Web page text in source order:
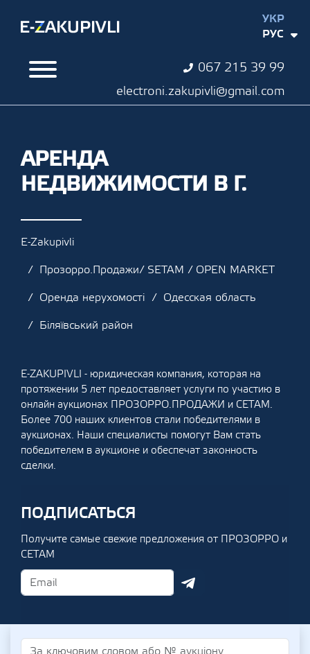
067 215 39 99
electroni.zakupivli@gmail.com
УКР
РУС
АРЕНДА
НЕДВИЖИМОСТИ В Г.
E-Zakupivli
Прозорро.Продажи/ SETAM / OPEN MARKET
Оренда нерухомості
Одесская область
Біляївський район
E-ZAKUPIVLI - юридическая компания, которая на
протяжении 5 лет предоставляет услуги по участию в
онлайн аукционах ПРОЗОРРО.ПРОДАЖИ и СЕТАМ.
Более 700 наших клиентов стали победителями в
аукционах. Наши специалисты помогут Вам стать
победителем в аукционе и обеспечат законность
сделки.
ПОДПИСАТЬСЯ
Получите самые свежие предложения от ПРОЗОРРО и
СЕТАМ